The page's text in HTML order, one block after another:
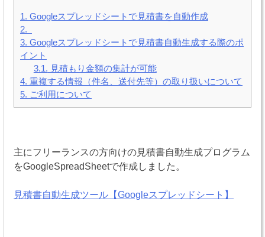
1. Googleスプレッドシートで見積書を自動作成
2.
3. Googleスプレッドシートで見積書自動生成する際のポ
イント
3.1. 見積もり金額の集計が可能
4. 重複する情報（件名、送付先等）の取り扱いについて
5. ご利用について
主にフリーランスの方向けの見積書自動生成プログラム
をGoogleSpreadSheetで作成しました。
見積書自動生成ツール【Googleスプレッドシート】